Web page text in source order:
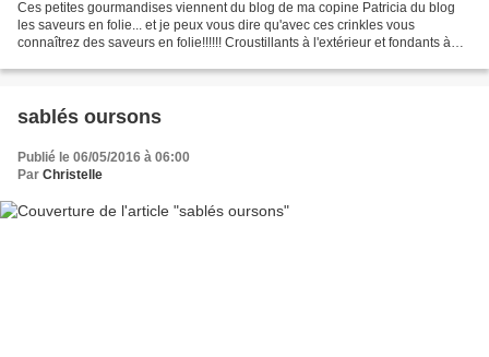
Ces petites gourmandises viennent du blog de ma copine Patricia du blog
les saveurs en folie... et je peux vous dire qu'avec ces crinkles vous
connaîtrez des saveurs en folie!!!!!! Croustillants à l'extérieur et fondants à
sablés oursons
Publié le 06/05/2016 à 06:00
Par Christelle